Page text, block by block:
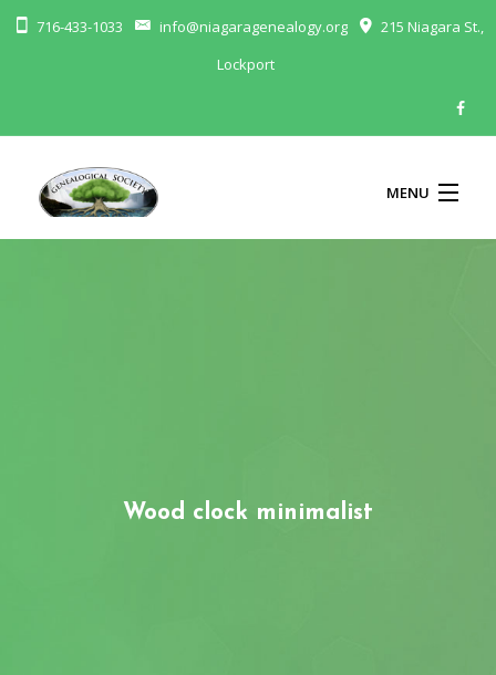
716-433-1033 info@niagaragenealogy.org
215 Niagara St.,
Lockport
MENU
MEMBERS-ONLY AREAWood clock minimalist